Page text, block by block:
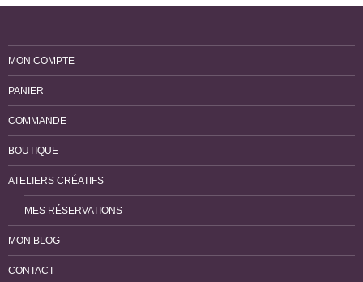
MON COMPTE
PANIER
COMMANDE
BOUTIQUE
ATELIERS CRÉATIFS
MES RÉSERVATIONS
MON BLOG
CONTACT